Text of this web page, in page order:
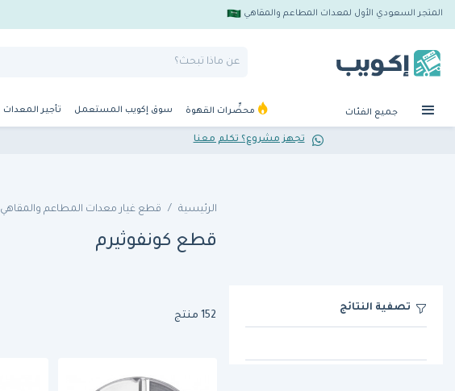
المتجر السعودي الأول لمعدات المطاعم والمقاهي
جميع الفئات محضِّرات القهوة سوق إكويب المستعمل تأجير المعدات
تجهز مشروع؟ تكلم معنا
الرئيسية قطع غيار معدات المطاعم والمقاهي
قطع كونفوثيرم
تصفية النتائج
152 منتج